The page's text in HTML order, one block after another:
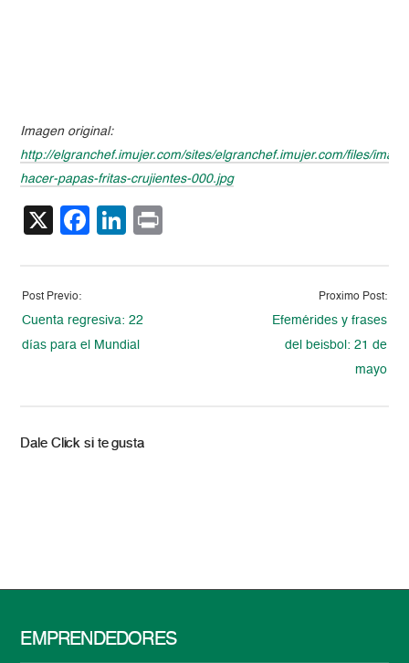
Imagen original:
http://elgranchef.imujer.com/sites/elgranchef.imujer.com/files/
hacer-papas-fritas-crujientes-000.jpg
X Facebook
LinkedIn
Post Previo:
Cuenta regresiva: 22
días para el Mundial
Proximo Post:
Efemérides y frases
del beisbol: 21 de
mayo
Dale Click si te gusta
EMPRENDEDORES